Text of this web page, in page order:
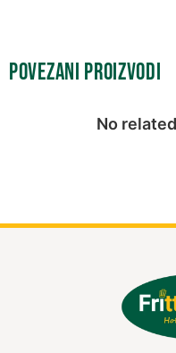
Povezani proizvodi
No